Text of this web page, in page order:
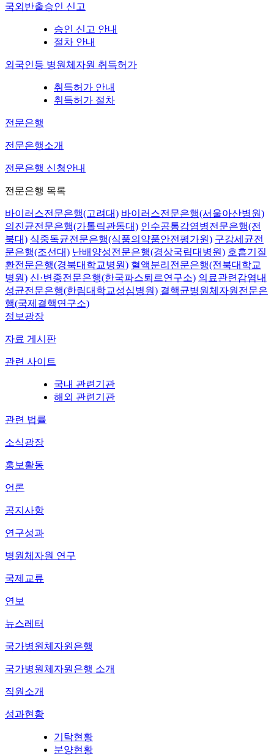
국외반출승인 신고
승인 신고 안내
절차 안내
외국인등 병원체자원 취득허가
취득허가 안내
취득허가 절차
전문은행
전문은행소개
전문은행 신청안내
전문은행 목록
바이러스전문은행(고려대) 바이러스전문은행(서울아산병원)
의진균전문은행(가톨릭관동대) 인수공통감염병전문은행(전
북대) 식중독균전문은행(식품의약품안전평가원) 구강세균전
문은행(조선대) 난배양성전문은행(경상국립대병원) 호흡기질
환전문은행(경북대학교병원) 혈액분리전문은행(전북대학교
병원) 신·변종전문은행(한국파스퇴르연구소) 의료관련감염내
성균전문은행(한림대학교성심병원) 결핵균병원체자원전문은
행(국제결핵연구소)
정보광장
자료 게시판
관련 사이트
국내 관련기관
해외 관련기관
관련 법률
소식광장
홍보활동
언론
공지사항
연구성과
병원체자원 연구
국제교류
연보
뉴스레터
국가병원체자원은행
국가병원체자원은행 소개
직원소개
성과현황
기탁현황
분양현황